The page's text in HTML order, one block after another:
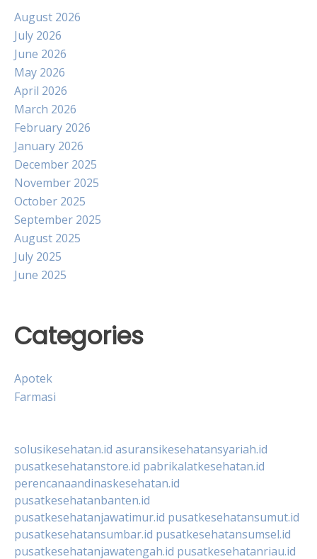
August 2026
July 2026
June 2026
May 2026
April 2026
March 2026
February 2026
January 2026
December 2025
November 2025
October 2025
September 2025
August 2025
July 2025
June 2025
Categories
Apotek
Farmasi
solusikesehatan.id asuransikesehatansyariah.id
pusatkesehatanstore.id pabrikalatkesehatan.id
perencanaandinaskesehatan.id
pusatkesehatanbanten.id
pusatkesehatanjawatimur.id pusatkesehatansumut.id
pusatkesehatansumbar.id pusatkesehatansumsel.id
pusatkesehatanjawatengah.id pusatkesehatanriau.id